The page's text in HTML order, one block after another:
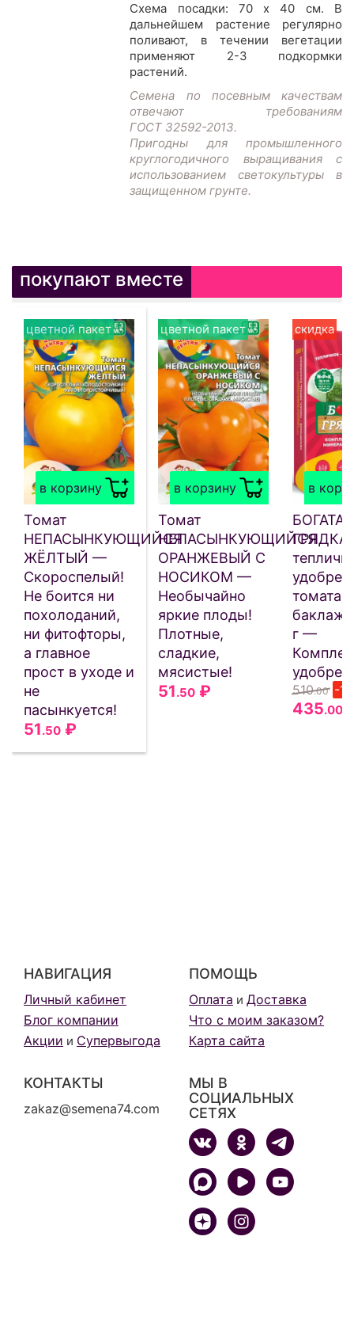
Схема посадки: 70 х 40 см. В
дальнейшем растение регулярно
поливают, в течении вегетации
применяют 2-3 подкормки
растений.
Семена по посевным качествам
отвечают требованиям
ГОСТ 32592-2013.
Пригодны для промышленного
круглогодичного выращивания с
использованием светокультуры в
защищенном грунте.
покупают вместе
в корзину
цветной пакет
Томат
НЕПАСЫНКУЮЩИЙСЯ
ЖЁЛТЫЙ —
Скороспелый!
Не боится ни
похолоданий,
ни фитофторы,
а главное
прост в уходе и
не
пасынкуется!
51.50 ₽
в корзину
цветной пакет
Томат
НЕПАСЫНКУЮЩИЙСЯ
ОРАНЖЕВЫЙ С
НОСИКОМ —
Необычайно
яркие плоды!
Плотные,
сладкие,
мясистые!
51.50 ₽
в
скидка
БОГАТАЯ
ГРЯДКА
томата,
г —
510.00 -
435.00
НАВИГАЦИЯ
Личный кабинет
Блог компании
Акции и Супервыгода
ПОМОЩЬ
Оплата и Доставка
Что с моим заказом?
Карта сайта
КОНТАКТЫ
zakaz@semena74.com
МЫ В
СОЦИАЛЬНЫХ
СЕТЯХ